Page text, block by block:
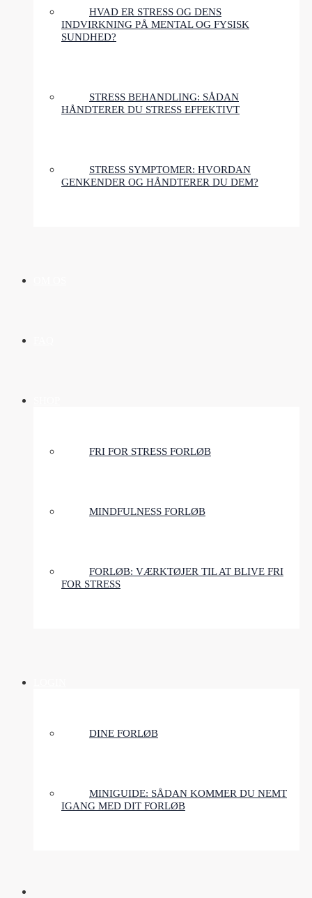
HVAD ER STRESS OG DENS
INDVIRKNING PÅ MENTAL OG FYSISK
SUNDHED?
STRESS BEHANDLING: SÅDAN
HÅNDTERER DU STRESS EFFEKTIVT
STRESS SYMPTOMER: HVORDAN
GENKENDER OG HÅNDTERER DU DEM?
FRI FOR STRESS FORLØB
MINDFULNESS FORLØB
FORLØB: VÆRKTØJER TIL AT BLIVE FRI
FOR STRESS
DINE FORLØB
MINIGUIDE: SÅDAN KOMMER DU NEMT
IGANG MED DIT FORLØB